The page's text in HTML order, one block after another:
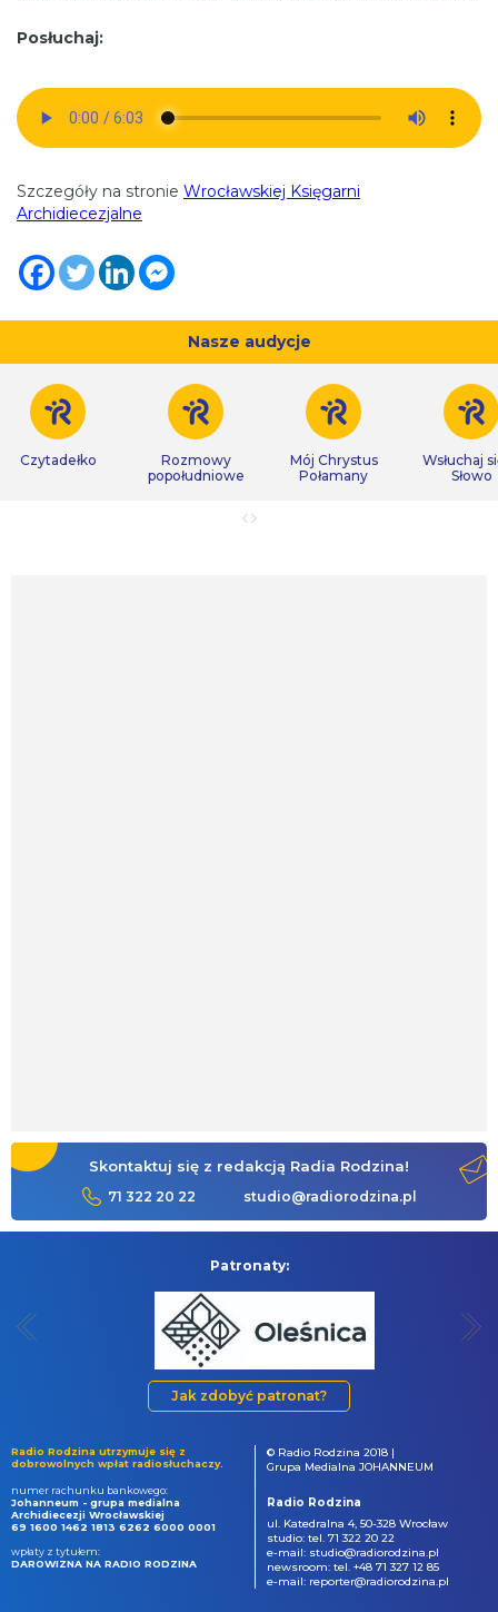
Posłuchaj:
Szczegóły na stronie Wrocławskiej Księgarni
Archidiecezjalne
Nasze audycje
Czytadełko
Rozmowy
popołudniowe
Mój Chrystus
Połamany
Wsłuchaj
Słowo
Skontaktuj się z redakcją Radia Rodzina!
71 322 20 22 studio@radiorodzina.pl
Patronaty:
Jak zdobyć patronat?
Radio Rodzina utrzymuje się z
dobrowolnych wpłat radiosłuchaczy.
numer rachunku bankowego:
Johanneum - grupa medialna
Archidiecezji Wrocławskiej
69 1600 1462 1813 6262 6000 0001
wpłaty z tytułem:
DAROWIZNA NA RADIO RODZINA
© Radio Rodzina 2018 |
Grupa Medialna JOHANNEUM
Radio Rodzina
ul. Katedralna 4, 50-328 Wrocław
studio: tel. 71 322 20 22
e-mail: studio@radiorodzina.pl
newsroom: tel. +48 71 327 12 85
e-mail: reporter@radiorodzina.pl